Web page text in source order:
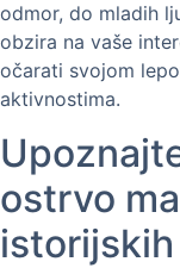
odmor, do mladih
obzira na vaše
očarati svojom
aktivnostima.
ostrvo